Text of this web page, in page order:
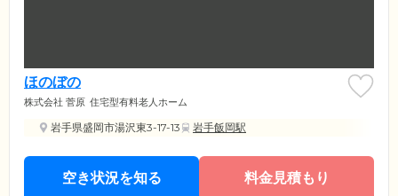
ほのぼの
株式会社 菅原 住宅型有料老人ホーム
岩手県盛岡市湯沢東3-17-13 岩手飯岡駅
空き状況を知る 料金見積もり